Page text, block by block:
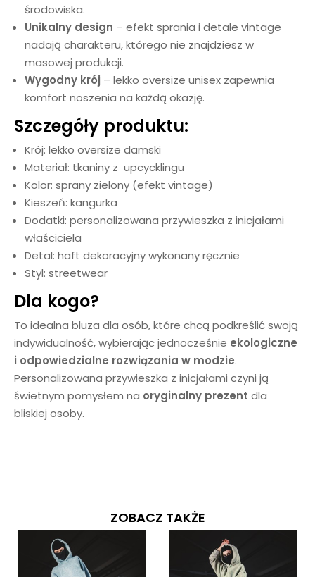
środowiska.
Unikalny design – efekt sprania i detale vintage
nadają charakteru, którego nie znajdziesz w
masowej produkcji.
Wygodny krój – lekko oversize unisex zapewnia
komfort noszenia na każdą okazję.
Szczegóły produktu:
Krój: lekko oversize damski
Materiał: tkaniny z upcycklingu
Kolor: sprany zielony (efekt vintage)
Kieszeń: kangurka
Dodatki: personalizowana przywieszka z inicjałami
właściciela
Detal: haft dekoracyjny wykonany ręcznie
Styl: streetwear
Dla kogo?
To idealna bluza dla osób, które chcą podkreślić swoją
indywidualność, wybierając jednocześnie ekologiczne
i odpowiedzialne rozwiązania w modzie.
Personalizowana przywieszka z inicjałami czyni ją
świetnym pomysłem na oryginalny prezent dla
bliskiej osoby.
ZOBACZ TAKŻE